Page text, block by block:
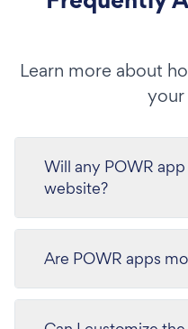
Learn more about
your
Will any POWR
website?
Are POWR apps